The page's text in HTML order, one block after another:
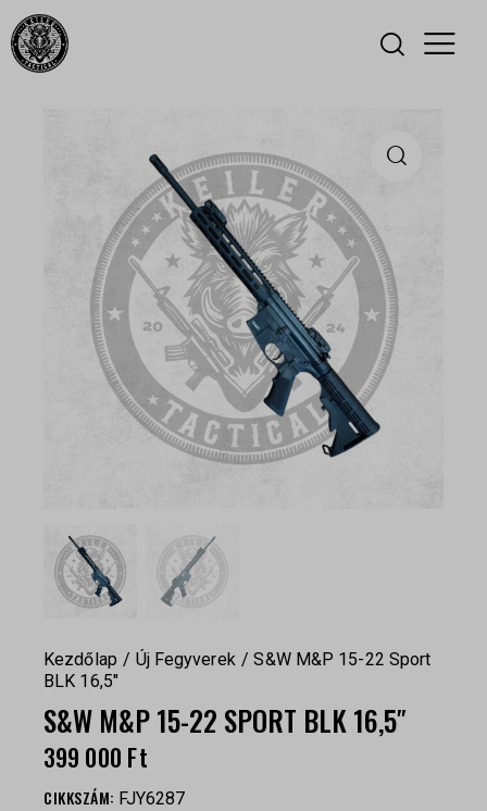
Kezdőlap Új Fegyverek
S&W M&P 15-22 Sport
BLK 16,5″
S&W M&P 15-22 SPORT BLK 16,5″
399 000 Ft
CIKKSZÁM: FJY6287